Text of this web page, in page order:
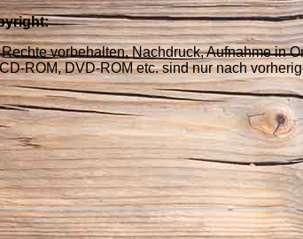
vorbehalten. Nachdruck, Aufnahme in
ROM, DVD-ROM etc. sind nur nach